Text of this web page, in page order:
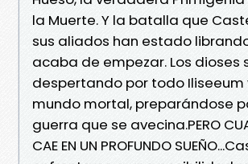
la Muerte. Y la batalla que
sus aliados han estado
acaba de empezar. Los dioses
despertando por todo Iliseeum
mundo mortal, preparándose
guerra que se avecina.PERO
CAE EN UN PROFUNDO